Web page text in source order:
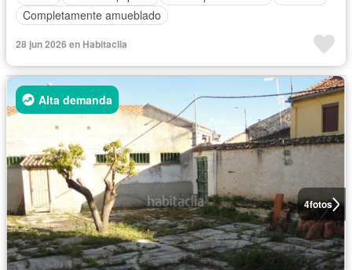
Completamente amueblado
28 jun 2026 en Habitaclia
4fotos
Alta demanda